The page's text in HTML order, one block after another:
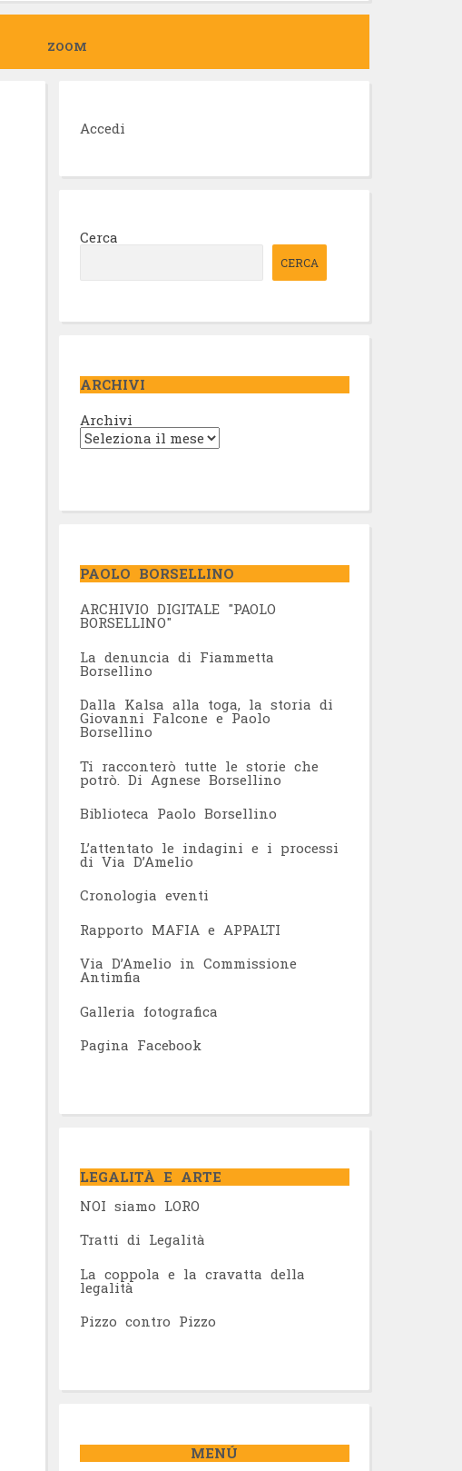
ZOOM
Accedi
Cerca
CERCA
ARCHIVI
Archivi
PAOLO BORSELLINO
ARCHIVIO DIGITALE "PAOLO
BORSELLINO"
La denuncia di Fiammetta
Borsellino
Dalla Kalsa alla toga, la storia di
Giovanni Falcone e Paolo
Borsellino
Ti racconterò tutte le storie che
potrò. Di Agnese Borsellino
Biblioteca Paolo Borsellino
L’attentato le indagini e i processi
di Via D’Amelio
Cronologia eventi
Rapporto MAFIA e APPALTI
Via D’Amelio in Commissione
Antimfia
Galleria fotografica
Pagina Facebook
LEGALITÀ E ARTE
NOI siamo LORO
Tratti di Legalità
La coppola e la cravatta della
legalità
Pizzo contro Pizzo
MENÚ